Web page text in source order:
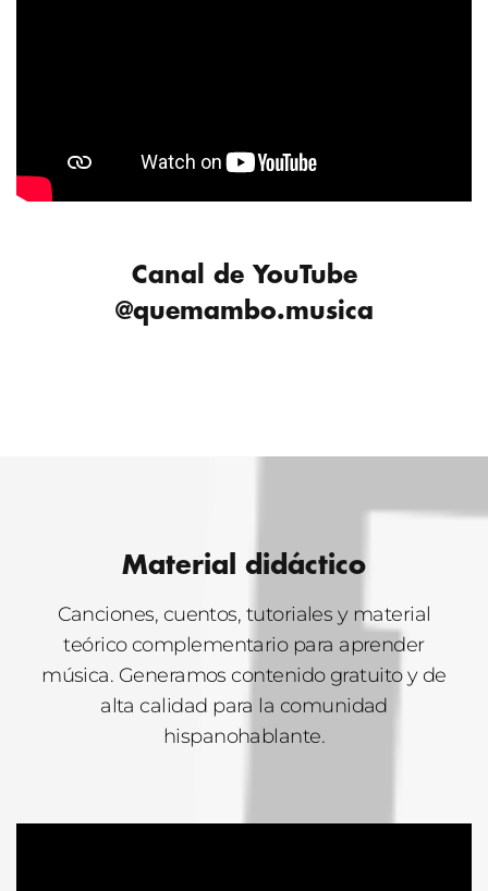
Canal de YouTube
@quemambo.musica
Material didáctico
Canciones, cuentos, tutoriales y material
teórico complementario para aprender
música. Generamos contenido gratuito y de
alta calidad para la comunidad
hispanohablante.